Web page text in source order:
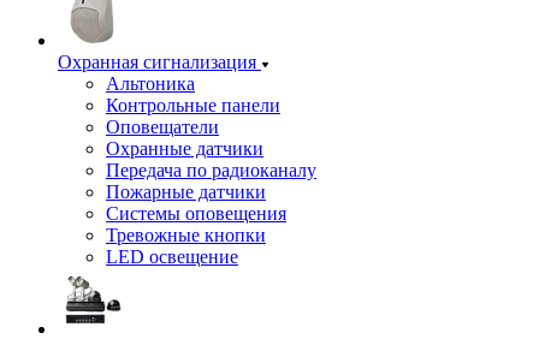
Охранная сигнализация
Альтоника
Контрольные панели
Оповещатели
Охранные датчики
Передача по радиоканалу
Пожарные датчики
Системы оповещения
Тревожные кнопки
LED освещение